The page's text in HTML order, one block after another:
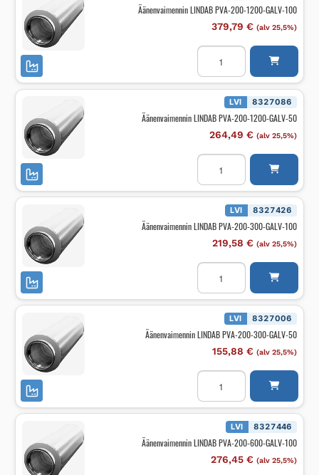
määrä
Äänenvaimennin LINDAB PVA-200-1200-GALV-100
379,79 € (alv 25,5%)
Äänenvaimennin
LINDAB
200-
1200-
GALV-
määrä
LVI 8327086
Äänenvaimennin LINDAB PVA-200-1200-GALV-50
264,49 € (alv 25,5%)
Äänenvaimennin
LINDAB
200-
1200-
määrä
LVI 8327426
Äänenvaimennin LINDAB PVA-200-300-GALV-100
219,58 € (alv 25,5%)
Äänenvaimennin
LINDAB
200-
300-
GALV-
määrä
LVI 8327006
Äänenvaimennin LINDAB PVA-200-300-GALV-50
155,88 € (alv 25,5%)
Äänenvaimennin
LINDAB
200-
300-
määrä
LVI 8327446
Äänenvaimennin LINDAB PVA-200-600-GALV-100
276,45 € (alv 25,5%)